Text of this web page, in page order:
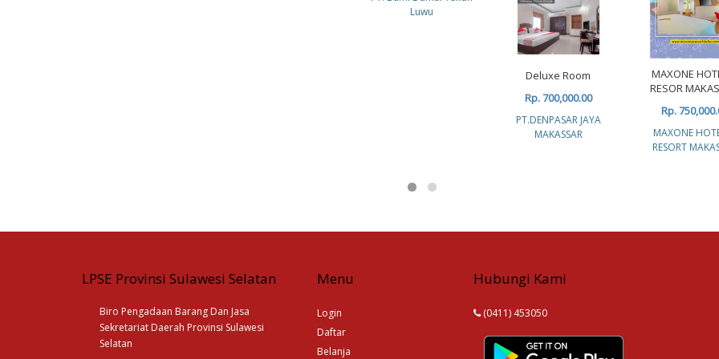
Luwu
Deluxe Room
Rp. 700,000.00
PT.DENPASAR JAYA
MAKASSAR
MAXONE
RESOR
Rp.
MAXONE
RESORT
LPSE Provinsi Sulawesi Selatan
Biro Pengadaan Barang Dan Jasa
Sekretariat Daerah Provinsi Sulawesi
Selatan
Menu
Login
Daftar
Belanja
Hubungi Kami
(0411) 453050